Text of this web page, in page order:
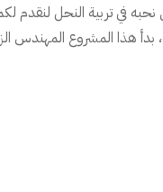
الذي نحبه في تربية النحل
بدأ هذا المشروع المهندس